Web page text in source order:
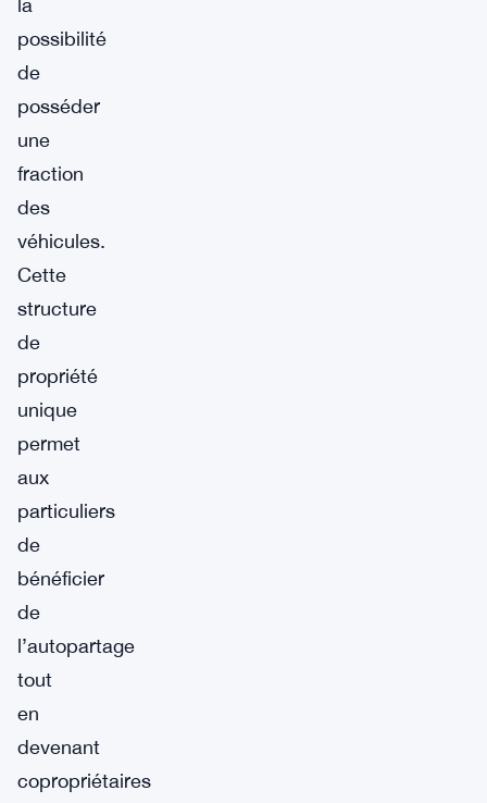
la
possibilité
de
posséder
une
fraction
des
véhicules.
Cette
structure
de
propriété
unique
permet
aux
particuliers
de
bénéficier
de
l’autopartage
tout
en
devenant
copropriétaires